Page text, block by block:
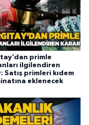
primle
ilgilendiren
Satış primleri kıdem
eklenecek